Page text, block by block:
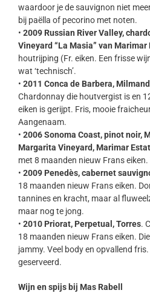
waardoor je de sauvignon niet
bij paëlla of pecorino met noten.
• 2009 Russian River Valley,
Vineyard “La Masia” van Marimar
houtrijping (Fr. eiken. Een frisse
wat ‘technisch’.
• 2011 Conca de Barbera,
Chardonnay die houtvergist is en
eiken is gerijpt. Fris, mooie
Aangenaam.
• 2006 Sonoma Coast, pinot noir,
Margarita Vineyard, Marimar
met 8 maanden nieuw Frans
• 2009 Penedès, cabernet
18 maanden nieuw Frans eiken.
tannines en kracht, maar al
maar nog te jong.
• 2010 Priorat, Perpetual, Torres.
18 maanden nieuw Frans eiken.
jammy. Veel body en opvallend
geserveerd.
Wijn en spijs bij Mas Rabell